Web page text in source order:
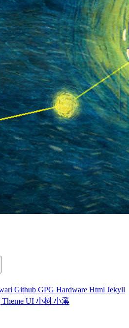
Github GPG Hardware Html Jekyll
Theme UI 小树 小溪